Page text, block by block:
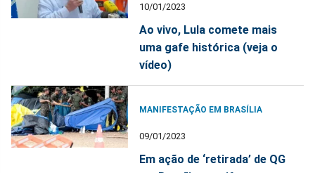
10/01/2023
Ao vivo, Lula comete mais
uma gafe histórica (veja o
vídeo)
MANIFESTAÇÃO EM BRASÍLIA
09/01/2023
Em ação de ‘retirada’ de QG